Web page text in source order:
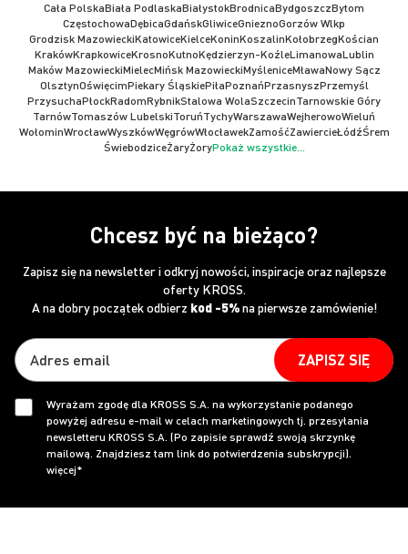
Cała PolskaBiała PodlaskaBiałystokBrodnicaBydgoszczBytom
CzęstochowaDębicaGdańskGliwiceGnieznoGorzów Wlkp
Grodzisk MazowieckiKatowiceKielceKoninKoszalinKołobrzegKościan
KrakówKrapkowiceKrosnoKutnoKędzierzyn-KoźleLimanowaLublin
Maków MazowieckiMielecMińsk MazowieckiMyśleniceMławaNowy Sącz
OlsztynOświęcimPiekary ŚląskiePiłaPoznańPrzasnyszPrzemyśl
PrzysuchaPłockRadomRybnikStalowa WolaSzczecinTarnowskie Góry
TarnówTomaszów LubelskiToruńTychyWarszawaWejherowoWieluń
WołominWrocławWyszkówWęgrówWłocławekZamośćZawiercieŁódźŚrem
ŚwiebodziceŻaryŻoryPokaż wszystkie...
Chcesz być na bieżąco?
Zapisz się na newsletter i odkryj nowości, inspiracje oraz najlepsze
oferty KROSS.
A na dobry początek odbierz kod -5%na pierwsze zamówienie!
ZAPISZ SIĘ
Wyrażam zgodę dla KROSS S.A. na wykorzystanie podanego
powyżej adresu e-mail w celach marketingowych tj. przesyłania
newsletteru KROSS S.A. (Po zapisie sprawdź swoją skrzynkę
mailową. Znajdziesz tam link do potwierdzenia subskrypcji).
więcej*